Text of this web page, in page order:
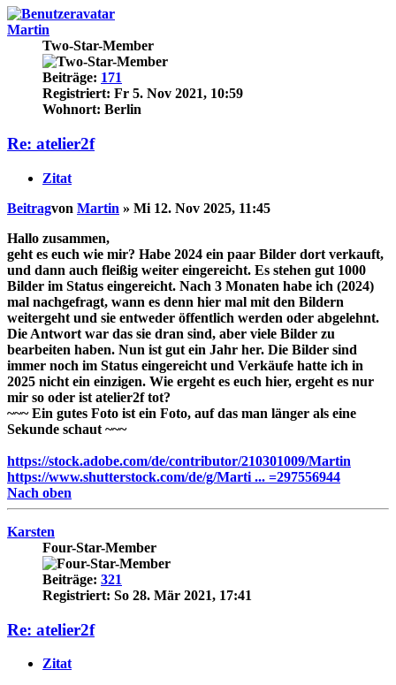
Martin
Two-Star-Member
Beiträge: 171
Registriert: Fr 5. Nov 2021, 10:59
Wohnort: Berlin
Re: atelier2f
Zitat
Beitragvon Martin » Mi 12. Nov 2025, 11:45
Hallo zusammen,
geht es euch wie mir? Habe 2024 ein paar Bilder dort verkauft,
und dann auch fleißig weiter eingereicht. Es stehen gut 1000
Bilder im Status eingereicht. Nach 3 Monaten habe ich (2024)
mal nachgefragt, wann es denn hier mal mit den Bildern
weitergeht und sie entweder öffentlich werden oder abgelehnt.
Die Antwort war das sie dran sind, aber viele Bilder zu
bearbeiten haben. Nun ist gut ein Jahr her. Die Bilder sind
immer noch im Status eingereicht und Verkäufe hatte ich in
2025 nicht ein einzigen. Wie ergeht es euch hier, ergeht es nur
mir so oder ist atelier2f tot?
~~~ Ein gutes Foto ist ein Foto, auf das man länger als eine
Sekunde schaut ~~~
https://stock.adobe.com/de/contributor/210301009/Martin
https://www.shutterstock.com/de/g/Marti ... =297556944
Nach oben
Karsten
Four-Star-Member
Beiträge: 321
Registriert: So 28. Mär 2021, 17:41
Re: atelier2f
Zitat